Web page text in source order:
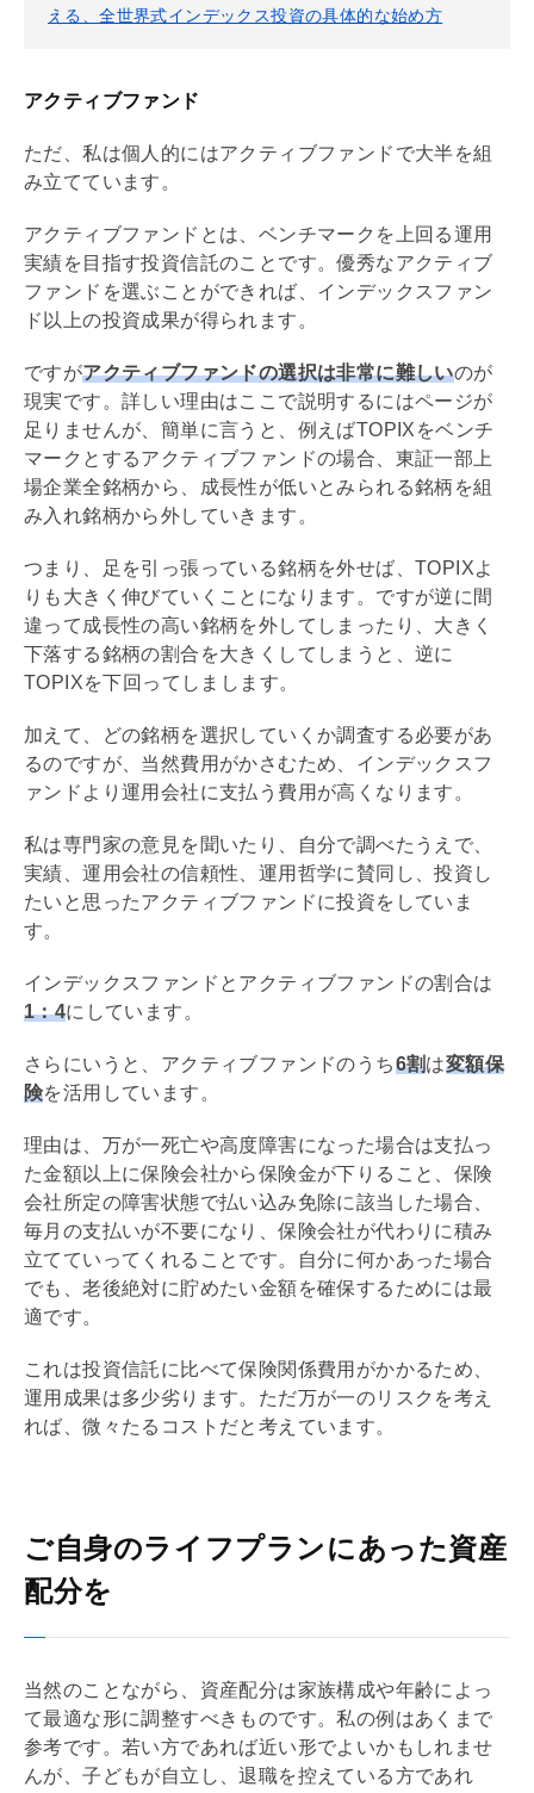
える、全世界式インデックス投資の具体的な始め方
アクティブファンド
ただ、私は個人的にはアクティブファンドで大半を組
み立てています。
アクティブファンドとは、ベンチマークを上回る運用
実績を目指す投資信託のことです。優秀なアクティブ
ファンドを選ぶことができれば、インデックスファン
ド以上の投資成果が得られます。
ですがアクティブファンドの選択は非常に難しいのが
現実です。詳しい理由はここで説明するにはページが
足りませんが、簡単に言うと、例えばTOPIXをベンチ
マークとするアクティブファンドの場合、東証一部上
場企業全銘柄から、成長性が低いとみられる銘柄を組
み入れ銘柄から外していきます。
つまり、足を引っ張っている銘柄を外せば、TOPIXよ
りも大きく伸びていくことになります。ですが逆に間
違って成長性の高い銘柄を外してしまったり、大きく
下落する銘柄の割合を大きくしてしまうと、逆に
TOPIXを下回ってしまします。
加えて、どの銘柄を選択していくか調査する必要があ
るのですが、当然費用がかさむため、インデックスフ
ァンドより運用会社に支払う費用が高くなります。
私は専門家の意見を聞いたり、自分で調べたうえで、
実績、運用会社の信頼性、運用哲学に賛同し、投資し
たいと思ったアクティブファンドに投資をしていま
す。
インデックスファンドとアクティブファンドの割合は
1：4にしています。
さらにいうと、アクティブファンドのうち6割は変額保
険を活用しています。
理由は、万が一死亡や高度障害になった場合は支払っ
た金額以上に保険会社から保険金が下りること、保険
会社所定の障害状態で払い込み免除に該当した場合、
毎月の支払いが不要になり、保険会社が代わりに積み
立てていってくれることです。自分に何かあった場合
でも、老後絶対に貯めたい金額を確保するためには最
適です。
これは投資信託に比べて保険関係費用がかかるため、
運用成果は多少劣ります。ただ万が一のリスクを考え
れば、微々たるコストだと考えています。
ご自身のライフプランにあった資産
配分を
当然のことながら、資産配分は家族構成や年齢によっ
て最適な形に調整すべきものです。私の例はあくまで
参考です。若い方であれば近い形でよいかもしれませ
んが、子どもが自立し、退職を控えている方であれ